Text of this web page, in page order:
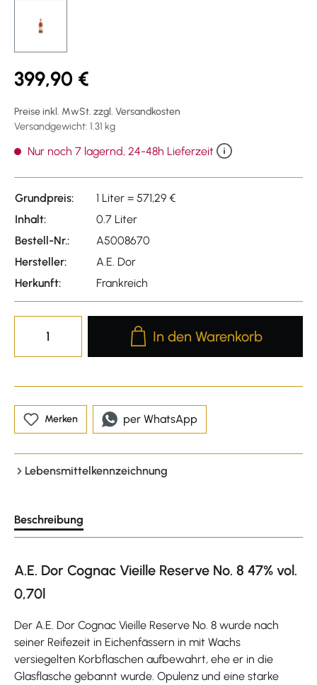
399,90 €
Preise inkl. MwSt. zzgl. Versandkosten
Versandgewicht: 1.31 kg
Nur noch 7 lagernd, 24-48h Lieferzeit
Grundpreis:
1 Liter = 571,29 €
Inhalt:
0.7 Liter
Bestell-Nr.:
A5008670
Hersteller:
A.E. Dor
Herkunft:
Frankreich
Produkt Anzahl: Gib den
In den Warenkorb
Merken per WhatsApp
Lebensmittelkennzeichnung
Beschreibung
A.E. Dor Cognac Vieille Reserve No. 8 47% vol.
0,70l
Der A.E. Dor Cognac Vieille Reserve No. 8 wurde nach
seiner Reifezeit in Eichenfässern in mit Wachs
versiegelten Korbflaschen aufbewahrt, ehe er in die
Glasflasche gebannt wurde. Opulenz und eine starke